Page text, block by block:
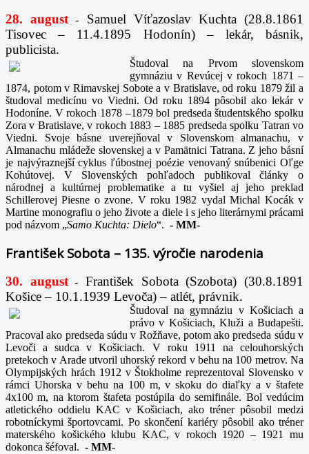
28. august -
Samuel Víťazoslav Kuchta (28.8.1861
Tisovec – 11.4.1895 Hodonín) – lekár, básnik,
publicista.
Študoval na Prvom slovenskom
gymnáziu v Revúcej v rokoch 1871 –
1874, potom v Rimavskej Sobote a v Bratislave, od roku 1879 žil a
študoval medicínu vo Viedni. Od roku 1894 pôsobil ako lekár v
Hodoníne. V rokoch 1878 –1879 bol predseda študentského spolku
Zora v Bratislave, v rokoch 1883 – 1885 predseda spolku Tatran vo
Viedni. Svoje básne uverejňoval v Slovenskom almanachu, v
Almanachu mládeže slovenskej a v Pamätnici Tatrana. Z jeho básní
je najvýraznejší cyklus ľúbostnej poézie venovaný snúbenici Oľge
Kohútovej. V Slovenských pohľadoch publikoval články o
národnej a kultúrnej problematike a tu vyšiel aj jeho preklad
Schillerovej Piesne o zvone. V roku 1982 vydal Michal Kocák v
Martine monografiu o jeho živote a diele i s jeho literárnymi prácami
pod názvom „Samo Kuchta: Dielo“. - MM-
František Sobota – 135. výročie narodenia
30. august-
František Sobota (Szobota) (30.8.1891
Košice – 10.1.1939 Levoča) – atlét, právnik.
Študoval na gymnáziu v Košiciach a
právo v Košiciach, Kluži a Budapešti.
Pracoval ako predseda súdu v Rožňave, potom ako predseda súdu v
Levoči a sudca v Košiciach. V roku 1911 na celouhorských
pretekoch v Arade utvoril uhorský rekord v behu na 100 metrov. Na
Olympijských hrách 1912 v Štokholme reprezentoval Slovensko v
rámci Uhorska v behu na 100 m, v skoku do diaľky a v štafete
4x100 m, na ktorom štafeta postúpila do semifinále. Bol vedúcim
atletického oddielu KAC v Košiciach, ako tréner pôsobil medzi
robotníckymi športovcami. Po skončení kariéry pôsobil ako tréner
materského košického klubu KAC, v rokoch 1920 – 1921 mu
dokonca šéfoval. - MM-